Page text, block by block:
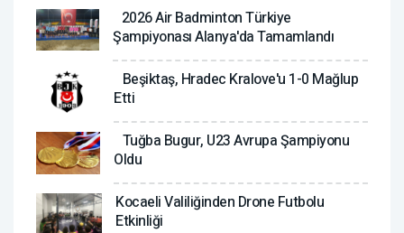
2026 Air Badminton Türkiye
Şampiyonası Alanya'da Tamamlandı
Beşiktaş, Hradec Kralove'u 1-0 Mağlup
Etti
Tuğba Bugur, U23 Avrupa Şampiyonu
Oldu
Kocaeli Valiliğinden Drone Futbolu
Etkinliği